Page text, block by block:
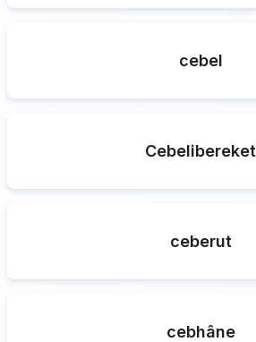
cebel
Cebelibereket
ceberut
cebhâne